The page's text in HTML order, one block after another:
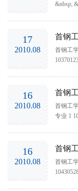
&nbsp;
17
2010.08
首钢
首钢工
16
2010.08
首钢
首钢工
专业 1
16
2010.08
首钢
首钢工